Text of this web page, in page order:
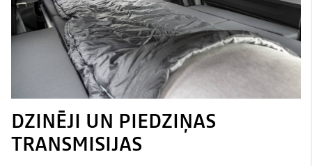
DZINĒJI UN PIEDZIŅAS
TRANSMISIJAS